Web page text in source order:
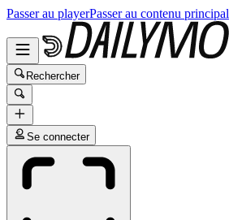
Passer au playerPasser au contenu principal
Rechercher
Se connecter